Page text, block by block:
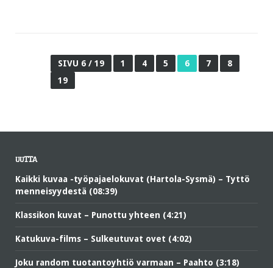
SIVU 6 / 19 1 4 5 6 7
8
19
UUTTA
Kaikki kuvaa -työpajaelokuvat (Hartola-Sysmä) – Tyttö
menneisyydestä (08:39)
Klassikon kuvat – Punottu yhteen (4:21)
Katukuva-films – Sulkeutuvat ovet (4:02)
Joku random tuotantoyhtiö varmaan – Paahto (3:18)